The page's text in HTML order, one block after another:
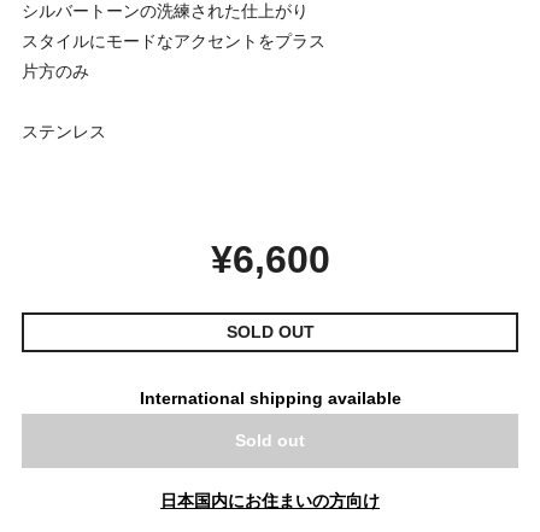
シルバートーンの洗練された仕上がり
スタイルにモードなアクセントをプラス
片方のみ
ステンレス
¥6,600
SOLD OUT
International shipping available
Sold out
日本国内にお住まいの方向け